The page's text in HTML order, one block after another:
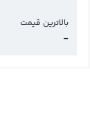
بالاترین قیمت
-